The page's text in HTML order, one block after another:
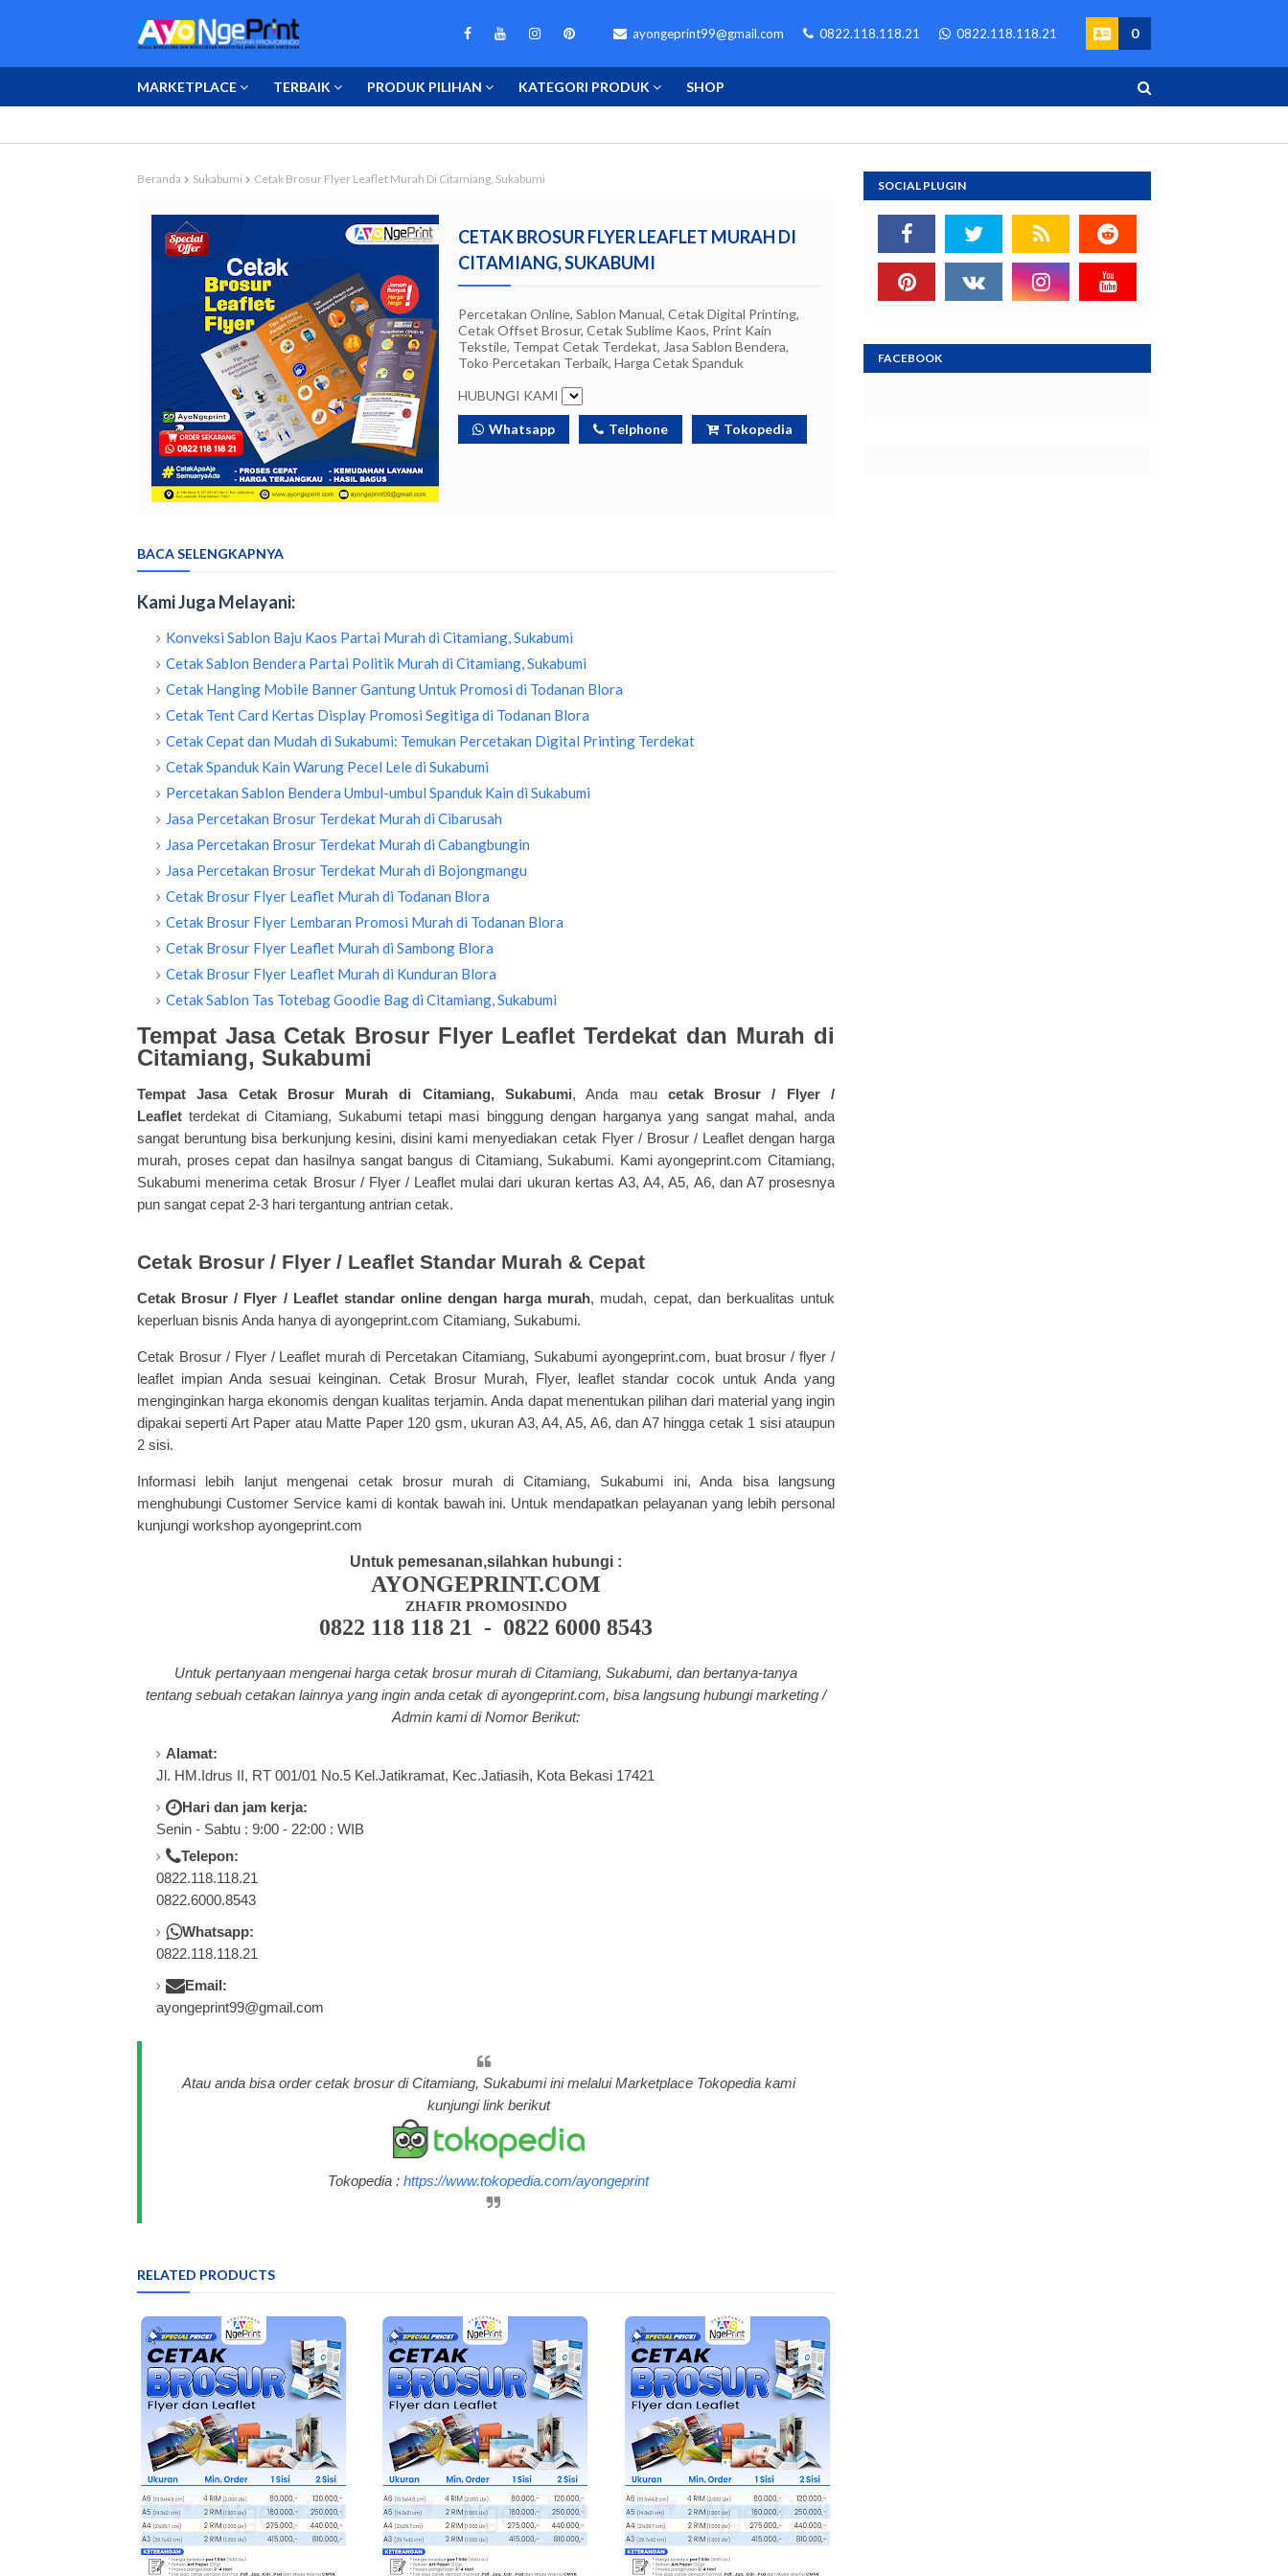
ayongeprint99@gmail.com 0822.118.118.21 0822.118.118.21 0
MARKETPLACE TERBAIK PRODUK PILIHAN KATEGORI PRODUK SHOP
Beranda Sukabumi Cetak Brosur Flyer Leaflet Murah Di Citamiang, Sukabumi
CETAK BROSUR FLYER LEAFLET MURAH DI
CITAMIANG, SUKABUMI
Percetakan Online, Sablon Manual, Cetak Digital Printing,
Cetak Offset Brosur, Cetak Sublime Kaos, Print Kain
Tekstile, Tempat Cetak Terdekat, Jasa Sablon Bendera,
Toko Percetakan Terbaik, Harga Cetak Spanduk
HUBUNGI KAMI
Whatsapp Telphone Tokopedia
BACA SELENGKAPNYA
Kami Juga Melayani:
Konveksi Sablon Baju Kaos Partai Murah di Citamiang, Sukabumi
Cetak Sablon Bendera Partai Politik Murah di Citamiang, Sukabumi
Cetak Hanging Mobile Banner Gantung Untuk Promosi di Todanan Blora
Cetak Tent Card Kertas Display Promosi Segitiga di Todanan Blora
Cetak Cepat dan Mudah di Sukabumi: Temukan Percetakan Digital Printing Terdekat
Cetak Spanduk Kain Warung Pecel Lele di Sukabumi
Percetakan Sablon Bendera Umbul-umbul Spanduk Kain di Sukabumi
Jasa Percetakan Brosur Terdekat Murah di Cibarusah
Jasa Percetakan Brosur Terdekat Murah di Cabangbungin
Jasa Percetakan Brosur Terdekat Murah di Bojongmangu
Cetak Brosur Flyer Leaflet Murah di Todanan Blora
Cetak Brosur Flyer Lembaran Promosi Murah di Todanan Blora
Cetak Brosur Flyer Leaflet Murah di Sambong Blora
Cetak Brosur Flyer Leaflet Murah di Kunduran Blora
Cetak Sablon Tas Totebag Goodie Bag di Citamiang, Sukabumi
Tempat Jasa Cetak Brosur Flyer Leaflet Terdekat dan Murah di
Citamiang, Sukabumi
Tempat Jasa Cetak Brosur Murah di Citamiang, Sukabumi, Anda mau cetak Brosur / Flyer /
Leaflet terdekat di Citamiang, Sukabumi tetapi masi binggung dengan harganya yang sangat mahal, anda
sangat beruntung bisa berkunjung kesini, disini kami menyediakan cetak Flyer/ Brosur / Leaflet dengan harga
murah, proses cepat dan hasilnya sangat bangus di Citamiang, Sukabumi. Kami ayongeprint.com Citamiang,
Sukabumi menerima cetak Brosur / Flyer / Leaflet mulai dari ukuran kertas A3, A4, A5, A6, dan A7 prosesnya
pun sangat cepat 2-3 hari tergantung antrian cetak.
Cetak Brosur / Flyer / Leaflet Standar Murah & Cepat
Cetak Brosur / Flyer / Leaflet standar online dengan harga murah, mudah, cepat, dan berkualitas untuk
keperluan bisnis Anda hanya di ayongeprint.com Citamiang, Sukabumi.
Cetak Brosur / Flyer / Leaflet murah di Percetakan Citamiang, Sukabumi ayongeprint.com, buat brosur / flyer /
leaflet impian Anda sesuai keinginan. Cetak Brosur Murah, Flyer, leaflet standar cocok untuk Anda yang
menginginkan harga ekonomis dengan kualitas terjamin. Anda dapat menentukan pilihan dari material yang ingin
dipakai seperti Art Paper atau Matte Paper 120 gsm, ukuran A3, A4, A5, A6, dan A7 hingga cetak 1 sisi ataupun
2 sisi.
Informasi lebih lanjut mengenai cetak brosur murah di Citamiang, Sukabumi ini, Anda bisa langsung
menghubungi Customer Service kami di kontak bawah ini. Untuk mendapatkan pelayanan yang lebih personal
kunjungi workshop ayongeprint.com
Untuk pemesanan,silahkan hubungi :
AYONGEPRINT.COM
ZHAFIR PROMOSINDO
0822 118 118 21 - 0822 6000 8543
Untuk pertanyaan mengenai harga cetak brosur murah di Citamiang, Sukabumi, dan bertanya-tanya
tentang sebuah cetakan lainnya yang ingin anda cetak di ayongeprint.com, bisa langsung hubungi marketing /
Admin kami di Nomor Berikut:
Alamat:
Jl. HM.Idrus II, RT 001/01 No.5 Kel.Jatikramat, Kec.Jatiasih, Kota Bekasi 17421
Hari dan jam kerja:
Senin - Sabtu : 9:00 - 22:00 : WIB
Telepon:
0822.118.118.21
0822.6000.8543
Whatsapp:
0822.118.118.21
Email:
ayongeprint99@gmail.com
Atau anda bisa order cetak brosur di Citamiang, Sukabumi ini melalui Marketplace Tokopedia kami
kunjungi link berikut
Tokopedia : https://www.tokopedia.com/ayongeprint
RELATED PRODUCTS
SOCIAL PLUGIN
FACEBOOK